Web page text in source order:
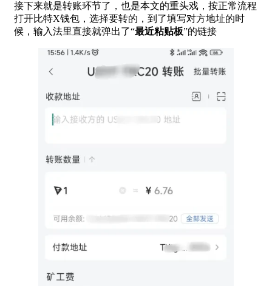
接下来就是转账环节了，也是本文的重头戏，按正常流程
打开比特X钱包，选择要转的，到了填写对方地址的时
候，输入法里直接就弹出了“最近粘贴板”的链接